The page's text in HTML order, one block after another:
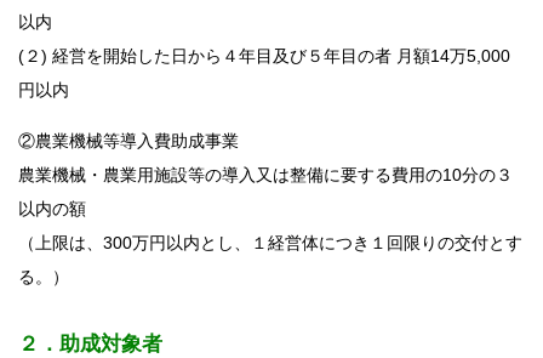
以内
(２) 経営を開始した日から４年目及び５年目の者 月額14万5,000
円以内
②農業機械等導入費助成事業
農業機械・農業用施設等の導入又は整備に要する費用の10分の３
以内の額
（上限は、300万円以内とし、１経営体につき１回限りの交付とす
る。）
２．助成対象者